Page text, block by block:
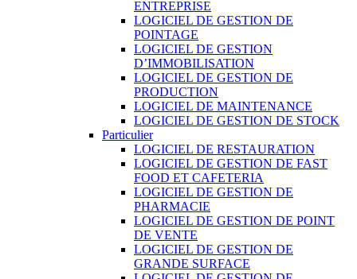
ENTREPRISE
LOGICIEL DE GESTION DE
POINTAGE
LOGICIEL DE GESTION
D’IMMOBILISATION
LOGICIEL DE GESTION DE
PRODUCTION
LOGICIEL DE MAINTENANCE
LOGICIEL DE GESTION DE STOCK
Particulier
LOGICIEL DE RESTAURATION
LOGICIEL DE GESTION DE FAST
FOOD ET CAFETERIA
LOGICIEL DE GESTION DE
PHARMACIE
LOGICIEL DE GESTION DE POINT
DE VENTE
LOGICIEL DE GESTION DE
GRANDE SURFACE